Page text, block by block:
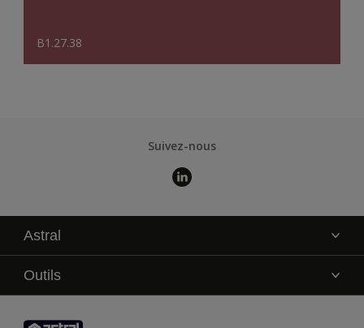
B1.27.38
Suivez-nous
Astral
La marque
Service technique
Contact
Outils